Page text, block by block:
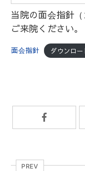
当院の面会指針
ご来院ください。
面会指針 ダウンロー
PREV